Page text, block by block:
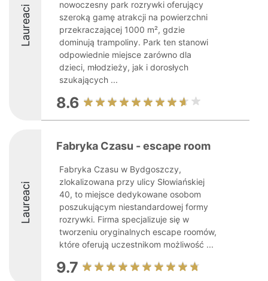
Laureaci
nowoczesny park rozrywki oferujący
szeroką gamę atrakcji na powierzchni
przekraczającej 1000 m², gdzie
dominują trampoliny. Park ten stanowi
odpowiednie miejsce zarówno dla
dzieci, młodzieży, jak i dorosłych
szukających ...
8.6
Laureaci
Fabryka Czasu - escape room
Fabryka Czasu w Bydgoszczy,
zlokalizowana przy ulicy Słowiańskiej
40, to miejsce dedykowane osobom
poszukującym niestandardowej formy
rozrywki. Firma specjalizuje się w
tworzeniu oryginalnych escape roomów,
które oferują uczestnikom możliwość ...
9.7